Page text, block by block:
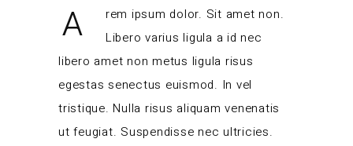
A
rem ipsum dolor. Sit amet non.
Libero varius ligula a id nec
libero amet non metus ligula risus
egestas senectus euismod. In vel
tristique. Nulla risus aliquam venenatis
ut feugiat. Suspendisse nec ultricies.